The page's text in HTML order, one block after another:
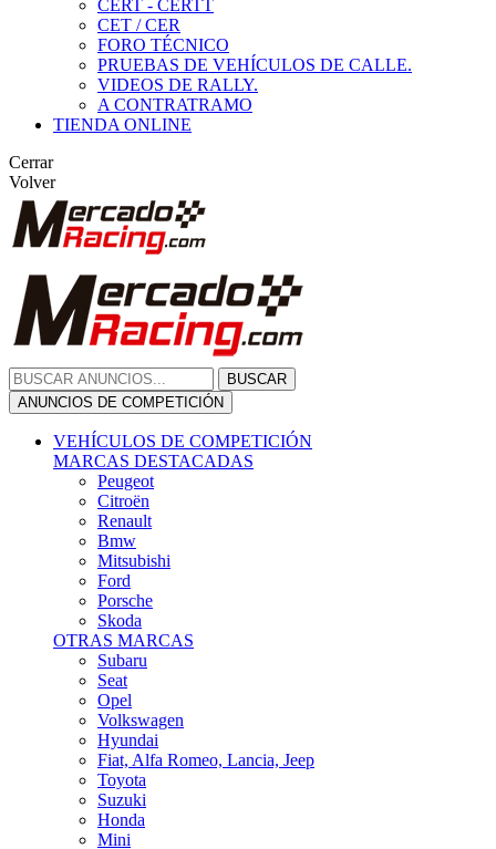
CERT - CERTT
CET / CER
FORO TÉCNICO
PRUEBAS DE VEHÍCULOS DE CALLE.
VIDEOS DE RALLY.
A CONTRATRAMO
TIENDA ONLINE
Cerrar
Volver
BUSCAR
ANUNCIOS DE COMPETICIÓN
VEHÍCULOS DE COMPETICIÓN
MARCAS DESTACADAS
Peugeot
Citroën
Renault
Bmw
Mitsubishi
Ford
Porsche
Skoda
OTRAS MARCAS
Subaru
Seat
Opel
Volkswagen
Hyundai
Fiat, Alfa Romeo, Lancia, Jeep
Toyota
Suzuki
Honda
Mini